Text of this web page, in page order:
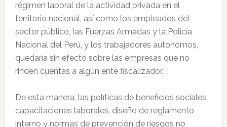
régimen laboral de la actividad privada en el
territorio nacional, así como los empleados del
sector público, las Fuerzas Armadas y la Policía
Nacional del Perú, y los trabajadores autónomos,
quedaría sin efecto sobre las empresas que no
rinden cuentas a algún ente fiscalizador.
De esta manera, las políticas de beneficios sociales,
capacitaciones laborales, diseño de reglamento
interno y normas de prevención de riesgos no